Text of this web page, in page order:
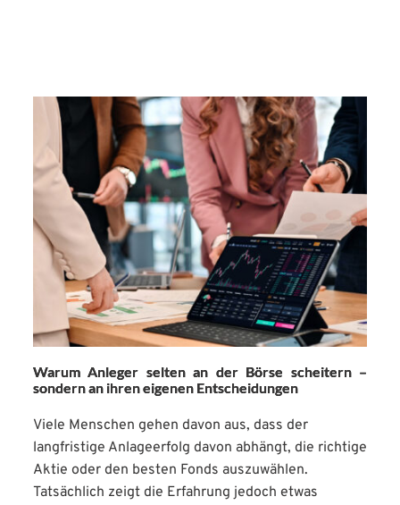
Warum Anleger selten an der Börse scheitern –
sondern an ihren eigenen Entscheidungen
Viele Menschen gehen davon aus, dass der
langfristige Anlageerfolg davon abhängt, die richtige
Aktie oder den besten Fonds auszuwählen.
Tatsächlich zeigt die Erfahrung jedoch etwas